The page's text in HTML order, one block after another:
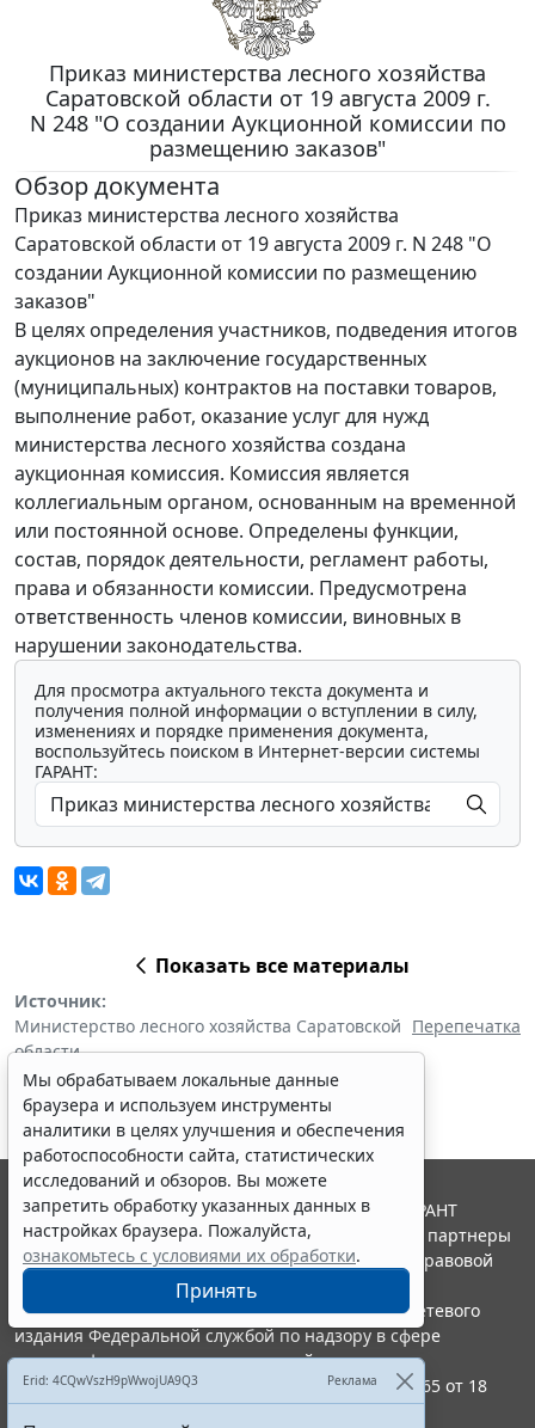
Приказ министерства лесного хозяйства
Саратовской области от 19 августа 2009 г.
N 248 "О создании Аукционной комиссии по
размещению заказов"
Обзор документа
Приказ министерства лесного хозяйства
Саратовской области от 19 августа 2009 г. N 248 "О
создании Аукционной комиссии по размещению
заказов"
В целях определения участников, подведения итогов
аукционов на заключение государственных
(муниципальных) контрактов на поставки товаров,
выполнение работ, оказание услуг для нужд
министерства лесного хозяйства создана
аукционная комиссия. Комиссия является
коллегиальным органом, основанным на временной
или постоянной основе. Определены функции,
состав, порядок деятельности, регламент работы,
права и обязанности комиссии. Предусмотрена
ответственность членов комиссии, виновных в
нарушении законодательства.
Для просмотра актуального текста документа и
получения полной информации о вступлении в силу,
изменениях и порядке применения документа,
воспользуйтесь поиском в Интернет-версии системы
ГАРАНТ:
Показать все материалы
Источник:
Министерство лесного хозяйства Саратовской
области
Перепечатка
Мы обрабатываем локальные данные
браузера и используем инструменты
аналитики в целях улучшения и обеспечения
работоспособности сайта, статистических
исследований и обзоров. Вы можете
запретить обработку указанных данных в
настройках браузера. Пожалуйста,
ознакомьтесь с условиями их обработки.
Принять
Erid: 4CQwVszH9pWwojUA9Q3 Реклама
© ООО "НПП "ГАРАНТ-СЕРВИС", 2026. Система ГАРАНТ
выпускается с 1990 года. Компания "Гарант" и ее партнеры
являются участниками Российской ассоциации правовой
информации ГАРАНТ.
Портал ГАРАНТ.РУ зарегистрирован в качестве сетевого
издания Федеральной службой по надзору в сфере
связи,информационных технологий и массовых
коммуникаций (Роскомнадзором), Эл № ФС77-58365 от 18
июня 2014 года.